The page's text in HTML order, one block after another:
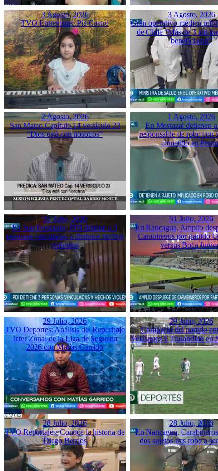
3 Agosto, 2026
TVO Entrevistas: Pía Castro
3 Agosto, 2026
Gran operativo médico
de Chile “Más de 3 mil
beneficiaron”
2 Agosto, 2026
San Mateo Capítulo 14 versículo 23
“Dios está con nosotros”
1 Agosto, 2026
En Mostazal detienen
responsable de robo con
cometido en
31 Julio, 2026
En San Fernando, PDI detiene a 3
personas vinculadas a distintos hechos
violentos
31 Julio, 2026
En Rancagua, Amplio
Carabineros por partido
versus Boca
29 Julio, 2026
TVO Deportes: Análisis del Repechaje
Inter Zonal de la Liga de Segunda
2026 con Matías Garrido
29 Julio, 2026
Compacto del partido
Velásquez y Trasandino en
28 Julio, 2026
TVO Reportajes: Conoce la historia de
Diego Berrios
28 Julio, 2026
En Nancagua,
dos sujetos tras robo a